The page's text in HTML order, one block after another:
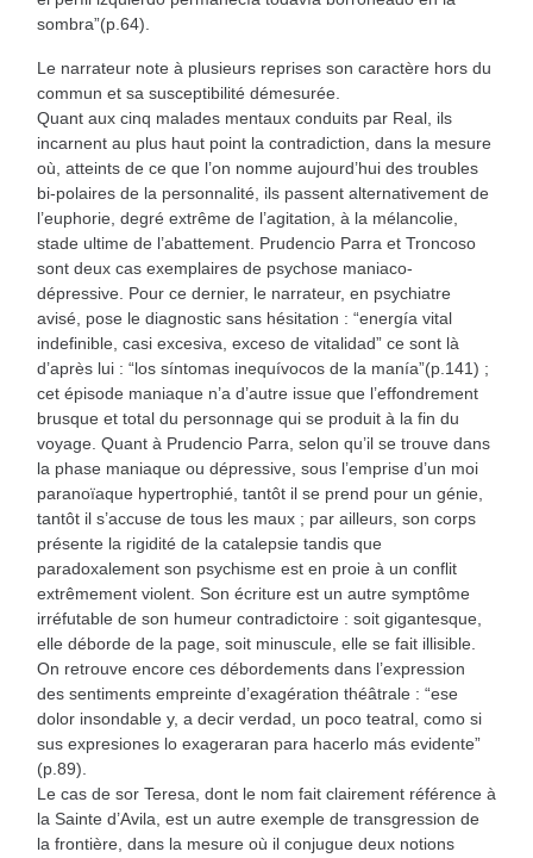
sombra”(p.64).
Le narrateur note à plusieurs reprises son caractère hors du
commun et sa susceptibilité démesurée.
Quant aux cinq malades mentaux conduits par Real, ils
incarnent au plus haut point la contradiction, dans la mesure
où, atteints de ce que l’on nomme aujourd’hui des troubles
bi-polaires de la personnalité, ils passent alternativement de
l’euphorie, degré extrême de l’agitation, à la mélancolie,
stade ultime de l’abattement. Prudencio Parra et Troncoso
sont deux cas exemplaires de psychose maniaco-
dépressive. Pour ce dernier, le narrateur, en psychiatre
avisé, pose le diagnostic sans hésitation : “energía vital
indefinible, casi excesiva, exceso de vitalidad” ce sont là
d’après lui : “los síntomas inequívocos de la manía”(p.141) ;
cet épisode maniaque n’a d’autre issue que l’effondrement
brusque et total du personnage qui se produit à la fin du
voyage. Quant à Prudencio Parra, selon qu’il se trouve dans
la phase maniaque ou dépressive, sous l’emprise d’un moi
paranoïaque hypertrophié, tantôt il se prend pour un génie,
tantôt il s’accuse de tous les maux ; par ailleurs, son corps
présente la rigidité de la catalepsie tandis que
paradoxalement son psychisme est en proie à un conflit
extrêmement violent. Son écriture est un autre symptôme
irréfutable de son humeur contradictoire : soit gigantesque,
elle déborde de la page, soit minuscule, elle se fait illisible.
On retrouve encore ces débordements dans l’expression
des sentiments empreinte d’exagération théâtrale : “ese
dolor insondable y, a decir verdad, un poco teatral, como si
sus expresiones lo exageraran para hacerlo más evidente”
(p.89).
Le cas de sor Teresa, dont le nom fait clairement référence à
la Sainte d’Avila, est un autre exemple de transgression de
la frontière, dans la mesure où il conjugue deux notions